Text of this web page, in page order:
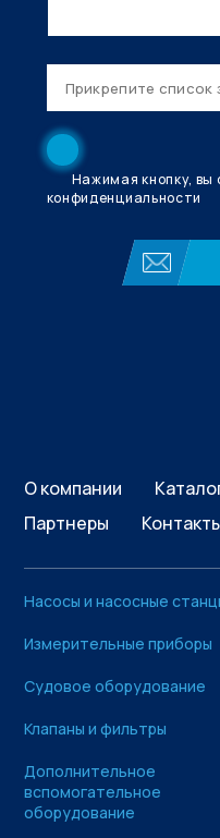
Нажимая кнопку, вы
конфиденциальности
О компании
Партнеры
Насосы и насосные
Измерительные приборы
Судовое оборудование
Клапаны и фильтры
Дополнительное
вспомогательное
оборудование